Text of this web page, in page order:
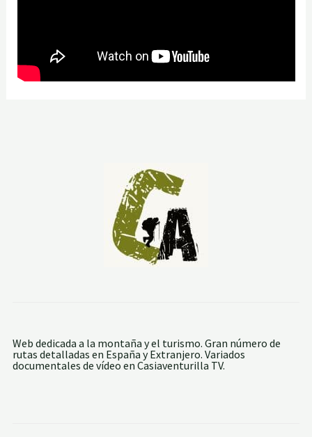
Web dedicada a la montaña y el turismo. Gran número de
rutas detalladas en España y Extranjero. Variados
documentales de vídeo en Casiaventurilla TV.